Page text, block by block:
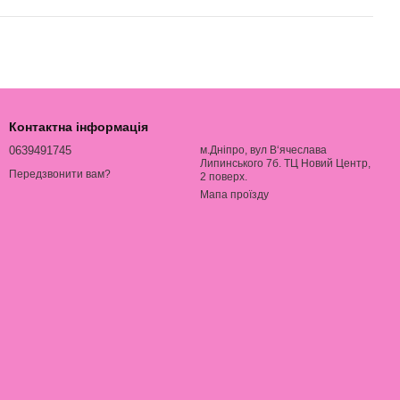
Контактна інформація
0639491745
Передзвонити вам?
м.Дніпро, вул В‘ячеслава
Липинського 7б. ТЦ Новий Центр,
2 поверх.
Мапа проїзду